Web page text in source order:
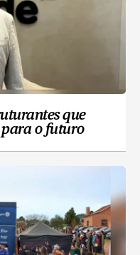
que
para o futuro